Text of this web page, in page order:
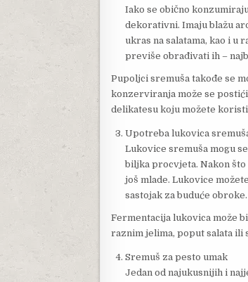
Iako se obično
dekorativni. Imaju blažu
ukras na salatama, kao i u
previše obrađivati ih –
Pupoljci sremuša takođe se
konzerviranja može se
delikatesu koju možete
Upotreba lukovica
Lukovice sremuša mogu
biljka procvjeta. Nakon
još mlade. Lukovice
sastojak za buduće obroke.
Fermentacija lukovica može
raznim jelima, poput salata ili
Sremuš za pesto umak
Jedan od najukusnijih i